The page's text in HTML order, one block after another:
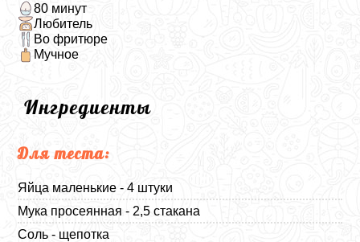
80 минут
Любитель
Во фритюре
Мучное
Ингредиенты
Для теста:
Яйца маленькие - 4 штуки
Мука просеянная - 2,5 стакана
Соль - щепотка